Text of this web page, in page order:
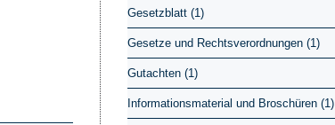
Gesetzblatt (1)
Gesetze und Rechtsverordnungen (1)
Gutachten (1)
Informationsmaterial und Broschüren (1)